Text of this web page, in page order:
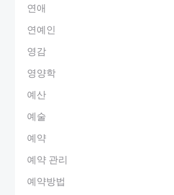
연애
연예인
영감
영양학
예산
예술
예약
예약 관리
예약방법